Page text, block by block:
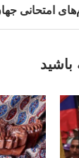
امتحانی